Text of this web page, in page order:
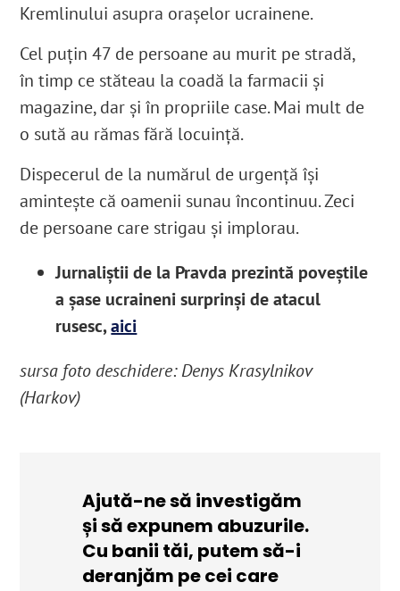
Kremlinului asupra orașelor ucrainene.
Cel puțin 47 de persoane au murit pe stradă,
în timp ce stăteau la coadă la farmacii și
magazine, dar și în propriile case. Mai mult de
o sută au rămas fără locuință.
Dispecerul de la numărul de urgență își
amintește că oamenii sunau încontinuu. Zeci
de persoane care strigau și implorau.
Jurnaliștii de la Pravda prezintă poveștile
a șase ucraineni surprinși de atacul
rusesc,aici
sursa foto deschidere: Denys Krasylnikov
(Harkov)
Ajută-ne să investigăm
și să expunem abuzurile.
Cu banii tăi, putem să-i
deranjăm pe cei care